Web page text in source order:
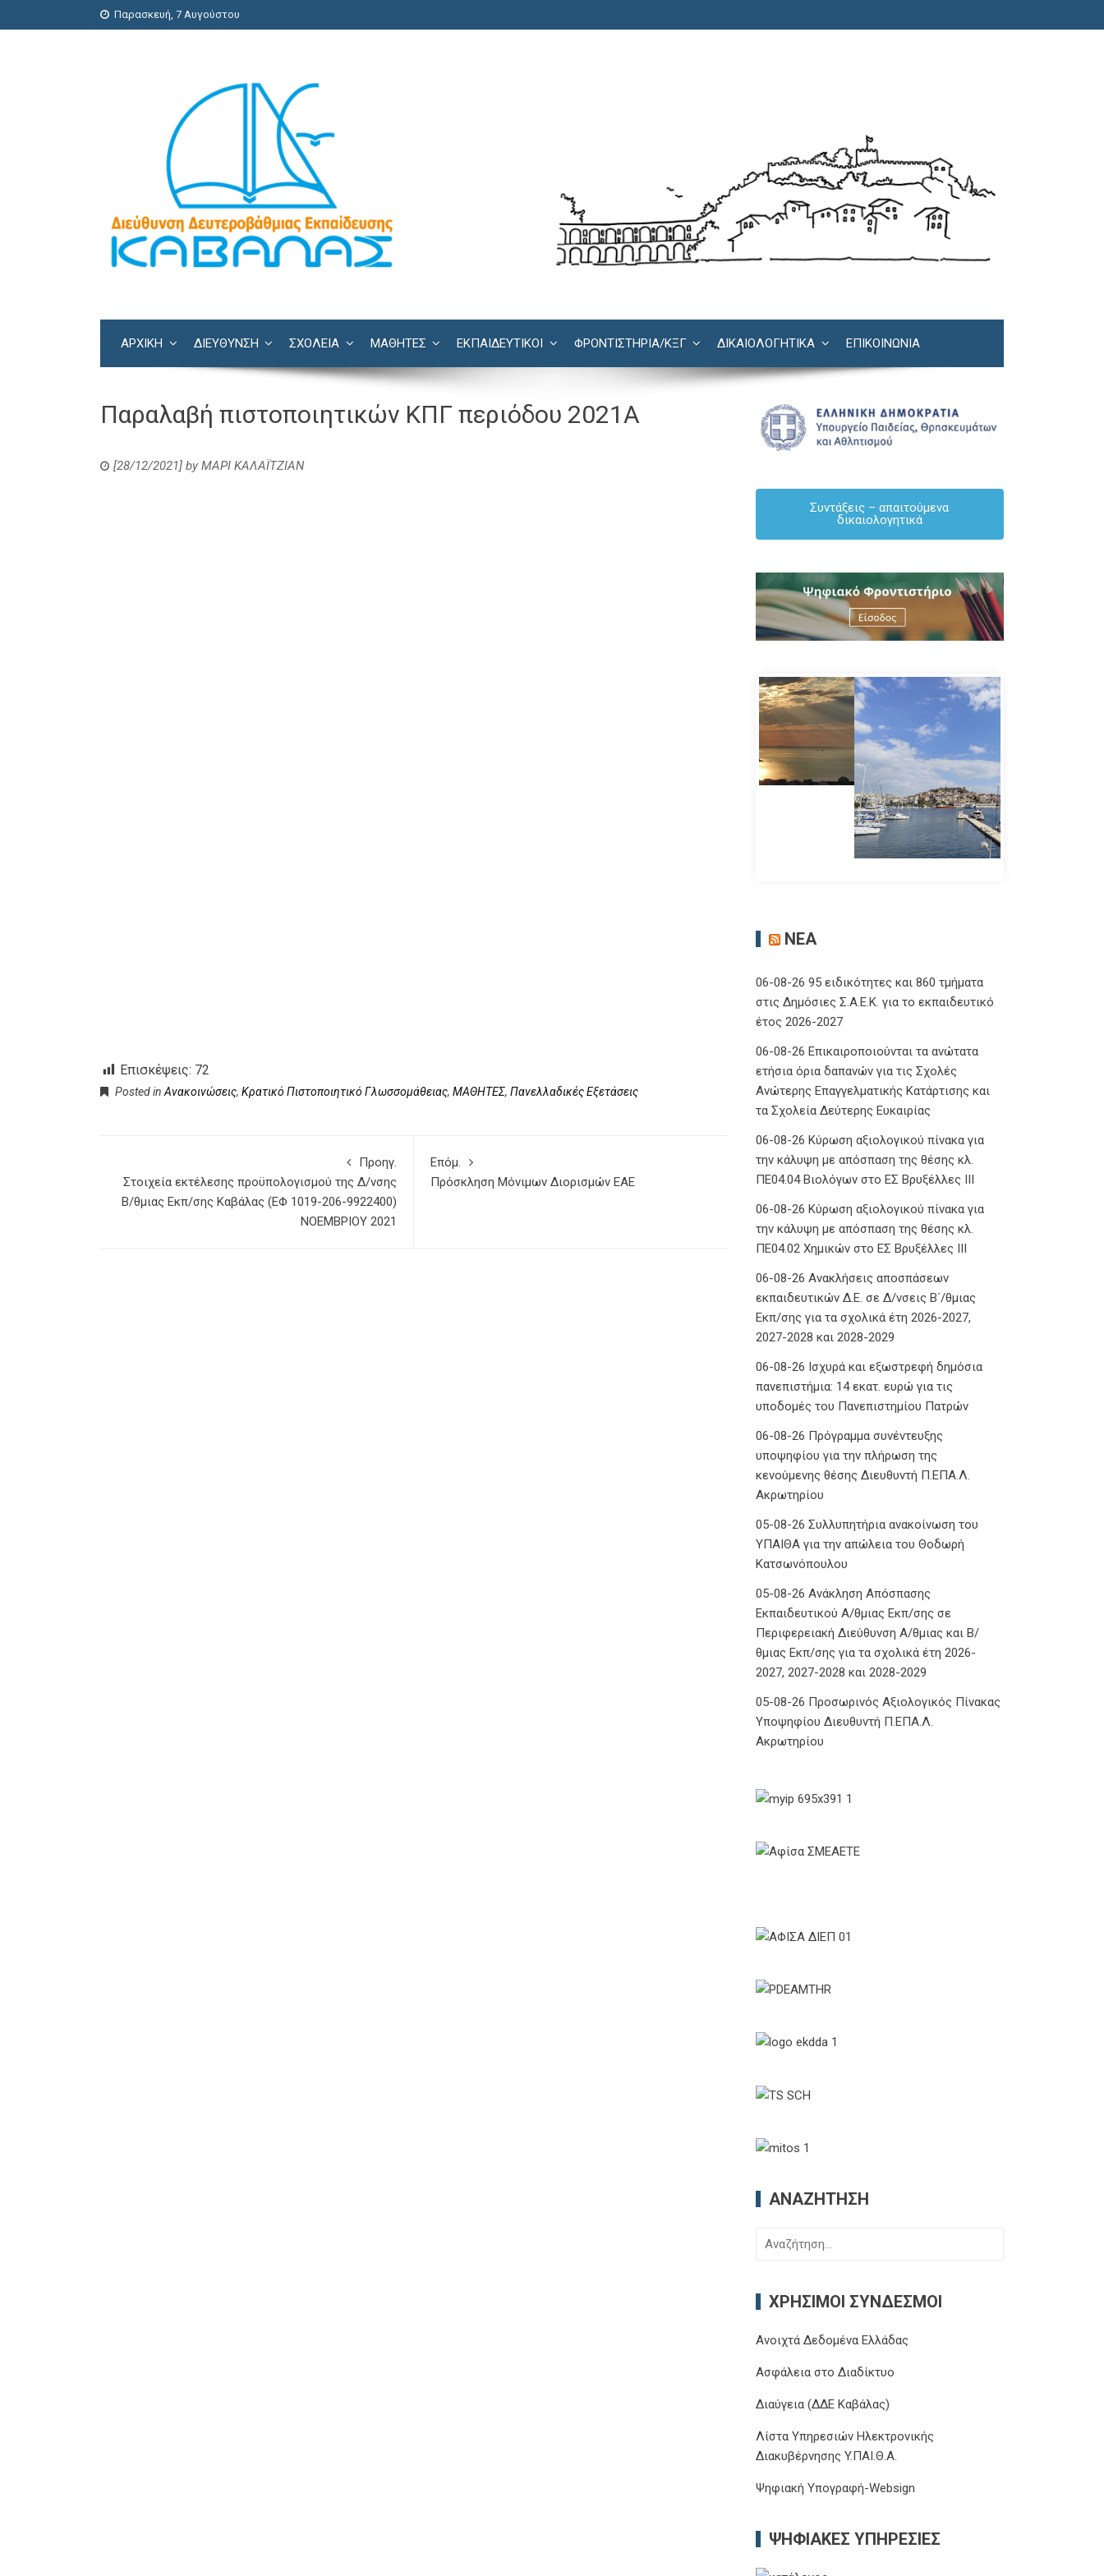
Παρασκευή, 7 Αυγούστου
ΑΡΧΙΚΗ ΔΙΕΎΘΥΝΣΗ ΣΧΟΛΕΊΑ ΜΑΘΗΤΕΣ ΕΚΠΑΙΔΕΥΤΙΚΟΙ ΦΡΟΝΤΙΣΤΉΡΙΑ/KΞΓ ΔΙΚΑΙΟΛΟΓΗΤΙΚΆ ΕΠΙΚΟΙΝΩΝΊΑ
Παραλαβή πιστοποιητικών ΚΠΓ περιόδου 2021Α
[28/12/2021] by ΜΑΡΙ ΚΑΛΑΪΤΖΙΑΝ
Επισκέψεις: 72
Posted inΑνακοινώσεις, Κρατικό Πιστοποιητικό Γλωσσομάθειας, ΜΑΘΗΤΕΣ, Πανελλαδικές Εξετάσεις
Προηγ.
Στοιχεία εκτέλεσης προϋπολογισμού της Δ/νσης
Β/θμιας Εκπ/σης Καβάλας (ΕΦ 1019-206-9922400)
ΝOΕΜΒΡΙΟΥ 2021
Επόμ.
Πρόσκληση Μόνιμων Διορισμών ΕΑΕ
Συντάξεις – απαιτούμενα
δικαιολογητικά
ΝΈΑ
06-08-26 95 ειδικότητες και 860 τμήματα
στις Δημόσιες Σ.Α.Ε.Κ. για το εκπαιδευτικό
έτος 2026-2027
06-08-26 Επικαιροποιούνται τα ανώτατα
ετήσια όρια δαπανών για τις Σχολές
Ανώτερης Επαγγελματικής Κατάρτισης και
τα Σχολεία Δεύτερης Ευκαιρίας
06-08-26 Κύρωση αξιολογικού πίνακα για
την κάλυψη με απόσπαση της θέσης κλ.
ΠΕ04.04 Βιολόγων στο ΕΣ Βρυξέλλες ΙΙΙ
06-08-26 Κύρωση αξιολογικού πίνακα για
την κάλυψη με απόσπαση της θέσης κλ.
ΠΕ04.02 Χημικών στο ΕΣ Βρυξέλλες ΙΙΙ
06-08-26 Ανακλήσεις αποσπάσεων
εκπαιδευτικών Δ.Ε. σε Δ/νσεις Β΄/θμιας
Εκπ/σης για τα σχολικά έτη 2026-2027,
2027-2028 και 2028-2029
06-08-26 Ισχυρά και εξωστρεφή δημόσια
πανεπιστήμια: 14 εκατ. ευρώ για τις
υποδομές του Πανεπιστημίου Πατρών
06-08-26 Πρόγραμμα συνέντευξης
υποψηφίου για την πλήρωση της
κενούμενης θέσης Διευθυντή Π.ΕΠΑ.Λ.
Ακρωτηρίου
05-08-26 Συλλυπητήρια ανακοίνωση του
ΥΠΑΙΘΑ για την απώλεια του Θοδωρή
Κατσωνόπουλου
05-08-26 Ανάκληση Απόσπασης
Εκπαιδευτικού Α/θμιας Εκπ/σης σε
Περιφερειακή Διεύθυνση Α/θμιας και Β/
θμιας Εκπ/σης για τα σχολικά έτη 2026-
2027, 2027-2028 και 2028-2029
05-08-26 Προσωρινός Αξιολογικός Πίνακας
Υποψηφίου Διευθυντή Π.ΕΠΑ.Λ.
Ακρωτηρίου
ΑΝΑΖΉΤΗΣΗ
Αναζήτηση
ΧΡΉΣΙΜΟΙ ΣΎΝΔΕΣΜΟΙ
Ανοιχτά Δεδομένα Ελλάδας
Ασφάλεια στο Διαδίκτυο
Διαύγεια (ΔΔΕ Καβάλας)
Λίστα Υπηρεσιών Ηλεκτρονικής
Διακυβέρνησης Y.ΠΑΙ.Θ.Α.
Ψηφιακή Υπογραφή-Websign
ΨΗΦΙΑΚΈΣ ΥΠΗΡΕΣΊΕΣ